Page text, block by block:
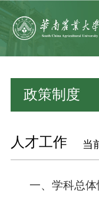
政策制度
人才工作 当
一、 学科总